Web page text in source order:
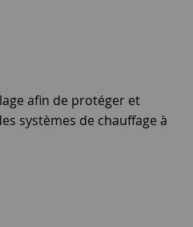
afin de protéger et
systèmes de chauffage à